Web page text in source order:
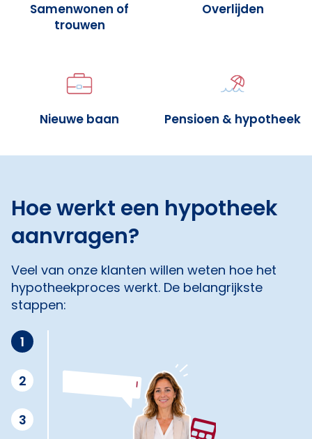
Samenwonen of
trouwen
Overlijden
Nieuwe baan Pensioen & hypotheek
Hoe werkt een hypotheek
aanvragen?
Veel van onze klanten willen weten hoe het
hypotheekproces werkt. De belangrijkste
stappen:
1
2
3